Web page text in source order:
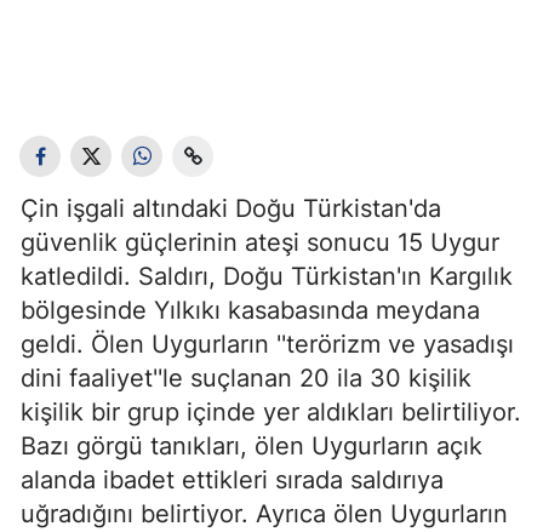
Çin işgali altındaki Doğu Türkistan'da
güvenlik güçlerinin ateşi sonucu 15 Uygur
katledildi. Saldırı, Doğu Türkistan'ın Kargılık
bölgesinde Yılkıkı kasabasında meydana
geldi. Ölen Uygurların ''terörizm ve yasadışı
dini faaliyet''le suçlanan 20 ila 30 kişilik
kişilik bir grup içinde yer aldıkları belirtiliyor.
Bazı görgü tanıkları, ölen Uygurların açık
alanda ibadet ettikleri sırada saldırıya
uğradığını belirtiyor. Ayrıca ölen Uygurların